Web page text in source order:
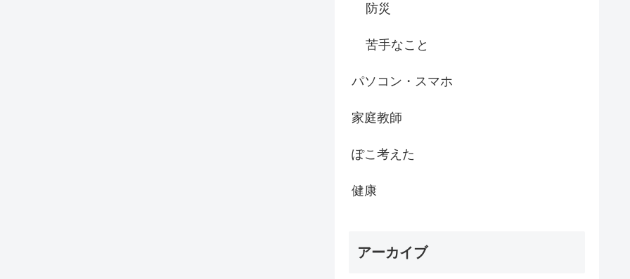
防災
苦手なこと
パソコン・スマホ
家庭教師
ぽこ考えた
健康
アーカイブ